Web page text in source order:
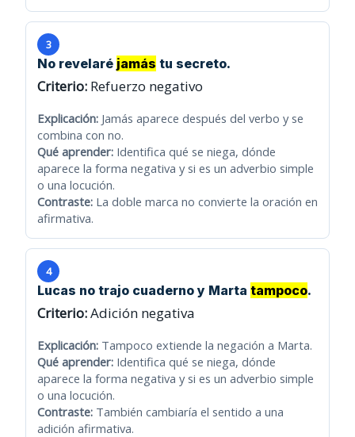
3
No revelaré jamás tu secreto.
Criterio: Refuerzo negativo
Explicación: Jamás aparece después del verbo y se
combina con no.
Qué aprender: Identifica qué se niega, dónde
aparece la forma negativa y si es un adverbio simple
o una locución.
Contraste: La doble marca no convierte la oración en
afirmativa.
4
Lucas no trajo cuaderno y Marta tampoco.
Criterio:Adición negativa
Explicación: Tampoco extiende la negación a Marta.
Qué aprender: Identifica qué se niega, dónde
aparece la forma negativa y si es un adverbio simple
o una locución.
Contraste: También cambiaría el sentido a una
adición afirmativa.